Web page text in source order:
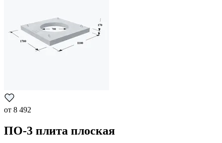
от 8 492
ПО-3 плита плоская